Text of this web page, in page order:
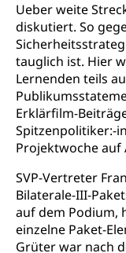
Ueber weite
diskutiert. So
tauglich ist. Hier
Lernenden teils
Erklärfilm-
Spitzenpolitiker:-
Projektwoche
SVP-Vertreter
Bilaterale-III-
auf dem Podium,
einzelne Paket-
Grüter war nach
regionale
internationale
Cassis-deDijon-
Krankheit,
Krankenkasse
sichere
Prävention